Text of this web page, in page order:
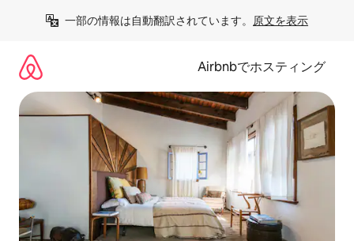
一部の情報は自動翻訳されています。 原文を表示
Airbnbでホスティング